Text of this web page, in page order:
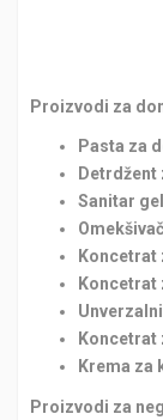
Proizvodi za
Pasta za
Detrdžent
Sanitar gel
Koncetrat
Koncetrat
Koncetrat
Krema za
Proizvodi za